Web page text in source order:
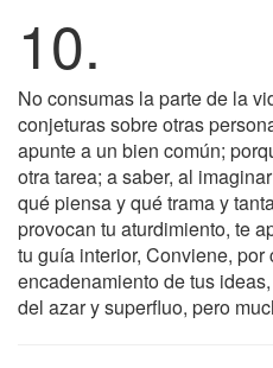
10.
No consumas la parte de la
conjeturas sobre otras
apunte a un bien común;
otra tarea; a saber, al
qué piensa y qué trama y
provocan tu aturdimiento, te
tu guía interior, Conviene,
encadenamiento de tus
del azar y superfluo, pero